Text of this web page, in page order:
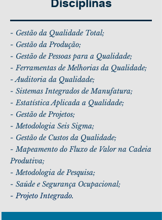
Disciplinas
- Gestão da Qualidade Total;
- Gestão da Produção;
- Gestão de Pessoas para a Qualidade;
- Ferramentas de Melhorias da Qualidade;
- Auditoria da Qualidade;
- Sistemas Integrados de Manufatura;
- Estatística Aplicada a Qualidade;
- Gestão de Projetos;
- Metodologia Seis Sigma;
- Gestão de Custos da Qualidade;
- Mapeamento do Fluxo de Valor na Cadeia
Produtiva;
- Metodologia de Pesquisa;
- Saúde e Segurança Ocupacional;
- Projeto Integrado.